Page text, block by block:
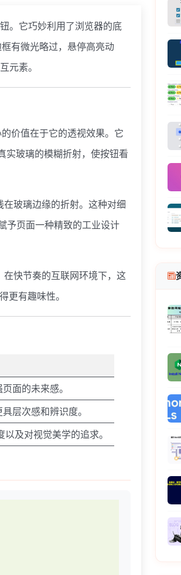
。它巧妙利用了浏览器的底
有微光略过，悬停高亮动
元素。
价值在于它的透视效果。它
玻璃的模糊折射，使按钮看
玻璃边缘的折射。这种对细
予页面一种精致的工业设计
快节奏的互联网环境下，这
更有趣味性。
面的未来感。
层次感和辨识度。
及对视觉美学的追求。